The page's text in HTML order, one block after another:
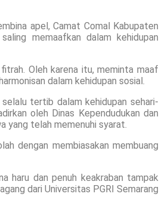
apel, Camat Comal Kabupaten
memaafkan dalam kehidupan
Oleh karena itu, meminta maaf
dalam kehidupan sosial.
tertib dalam kehidupan sehari-
oleh Dinas Kependudukan dan
yang telah memenuhi syarat.
dengan membiasakan membuang
haru dan penuh keakraban tampak
dari Universitas PGRI Semarang